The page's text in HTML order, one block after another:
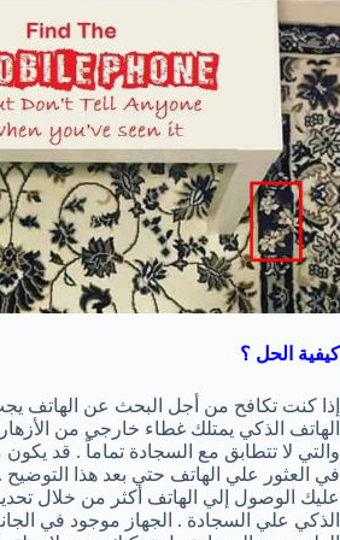
كيفية الحل ؟
إذا كنت تكافح من أجل البحث عن الهاتف
الهاتف الذكي يمتلك غطاء خارجي من
والتي لا تتطابق مع السجادة تماماً . قد
في العثور علي الهاتف حتي بعد هذا التوضيح
عليك الوصول إلي الهاتف أكثر من خلال
الذكي علي السجادة . الجهاز موجود في